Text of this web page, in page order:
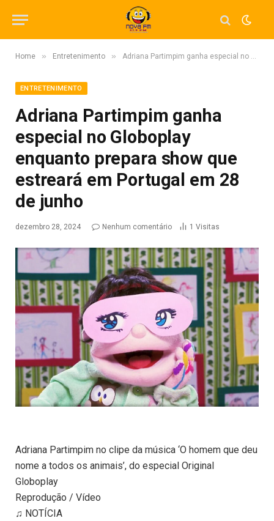
Home » Entretenimento » Adriana Partimpim ganha especial no Globoplay enquanto prepara show que estreará em Portugal em 28 de junho
ENTRETENIMENTO
Adriana Partimpim ganha
especial no Globoplay
enquanto prepara show que
estreará em Portugal em 28
de junho
dezembro 28, 2024 Nenhum comentário 1 Visitas
Adriana Partimpim no clipe da música ‘O homem que deu
nome a todos os animais’, do especial Original
Globoplay
Reprodução / Vídeo
♫ NOTÍCIA